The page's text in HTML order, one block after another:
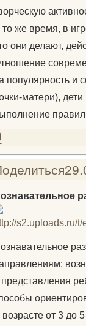
же время, в
они делают,
популярность и
матери),
представления
возрасте от 3 до